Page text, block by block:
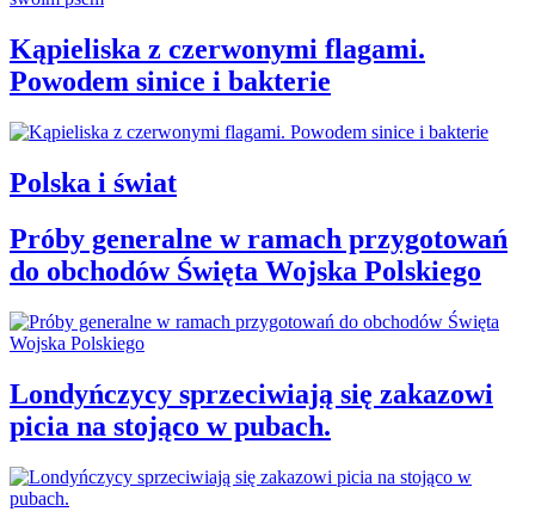
Kąpieliska z czerwonymi flagami.
Powodem sinice i bakterie
Polska i świat
Próby generalne w ramach przygotowań
do obchodów Święta Wojska Polskiego
Londyńczycy sprzeciwiają się zakazowi
picia na stojąco w pubach.